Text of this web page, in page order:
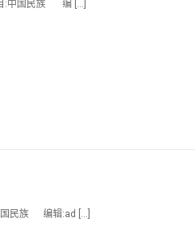
:中国民族 编 […]
国民族 编辑:ad […]